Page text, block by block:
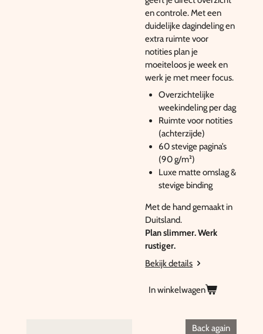
en controle. Met een
duidelijke dagindeling en
extra ruimte voor
notities plan je
moeiteloos je week en
werk je met meer focus.
Overzichtelijke
weekindeling per dag
Ruimte voor notities
(achterzijde)
60 stevige pagina’s
(90 g/m²)
Luxe matte omslag &
stevige binding
Met de hand gemaakt in
Duitsland.
Plan slimmer. Werk
rustiger.
Bekijk details
In winkelwagen
Back again